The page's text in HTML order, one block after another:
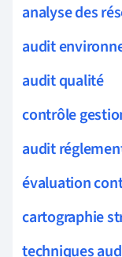
analyse des
audit
audit qualité
contrôle
audit
évaluation
cartographie
techniques